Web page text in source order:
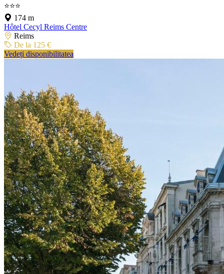
⭐⭐⭐
174 m
Hôtel Cecyl Reims Centre
Reims
De la 125 €
Vedeți disponibilitatea